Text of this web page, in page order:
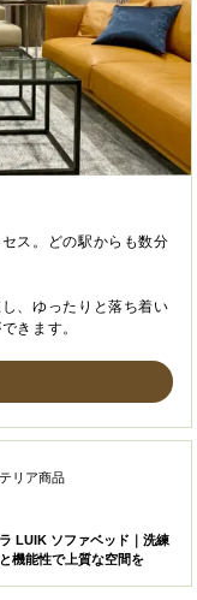
ス。どの駅からも数分
、ゆったりと落ち着い
きます。
リア商品
LUIK ソファベッド｜洗練
機能性で上質な空間を